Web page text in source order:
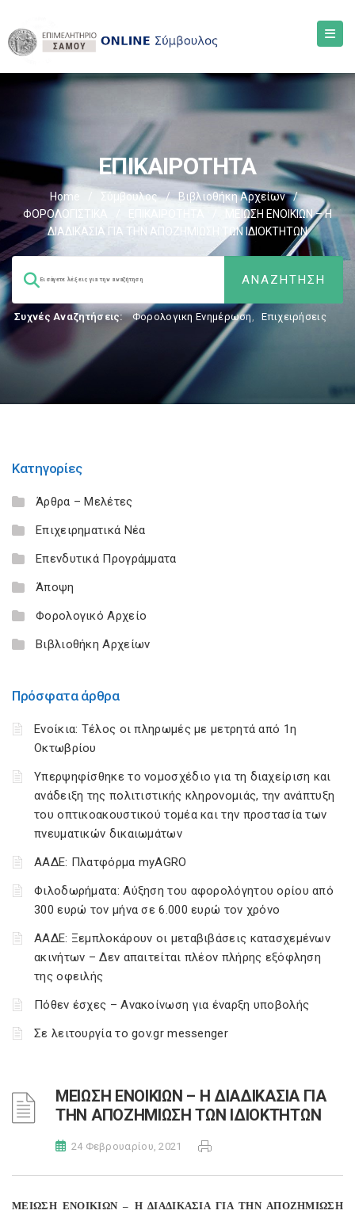
ΕΠΙΚΑΙΡΟΤΗΤΑ
Home Σύμβουλος / Βιβλιοθήκη Αρχείων
/
ΦΟΡΟΛΟΓΙΣΤΙΚΑ
ΜΕΙΩΣΗ ΕΝΟΙΚΙΩΝ – Η
ΔΙΑΔΙΚΑΣΙΑ ΓΙΑ ΤΗΝ ΑΠΟΖΗΜΙΩΣΗ ΤΩΝ ΙΔΙΟΚΤΗΤΩΝ
Συχνές Αναζητήσεις: Φορολογικη Ενημέρωση, Επιχειρήσεις
Κατηγορίες
Άρθρα – Μελέτες
Επιχειρηματικά Νέα
Επενδυτικά Προγράμματα
Άποψη
Φορολογικό Αρχείο
Βιβλιοθήκη Αρχείων
Πρόσφατα άρθρα
Ενοίκια: Τέλος οι πληρωμές με μετρητά από 1η
Οκτωβρίου
Υπερψηφίσθηκε το νομοσχέδιο για τη διαχείριση και
ανάδειξη της πολιτιστικής κληρονομιάς, την ανάπτυξη
του οπτικοακουστικού τομέα και την προστασία των
πνευματικών δικαιωμάτων
ΑΑΔΕ: Πλατφόρμα myAGRO
Φιλοδωρήματα: Αύξηση του αφορολόγητου ορίου από
300 ευρώ τον μήνα σε 6.000 ευρώ τον χρόνο
ΑΑΔΕ: Ξεμπλοκάρουν οι μεταβιβάσεις κατασχεμένων
ακινήτων – Δεν απαιτείται πλέον πλήρης εξόφληση
της οφειλής
Πόθεν έσχες – Ανακοίνωση για έναρξη υποβολής
Σε λειτουργία το gov.gr messenger
ΜΕΙΩΣΗ ΕΝΟΙΚΙΩΝ – Η ΔΙΑΔΙΚΑΣΙΑ ΓΙΑ
ΤΗΝ ΑΠΟΖΗΜΙΩΣΗ ΤΩΝ ΙΔΙΟΚΤΗΤΩΝ
24 Φεβρουαρίου, 2021
ΜΕΙΩΣΗ ΕΝΟΙΚΙΩΝ – Η ΔΙΑΔΙΚΑΣΙΑ ΓΙΑ ΤΗΝ ΑΠΟΖΗΜΙΩΣΗ